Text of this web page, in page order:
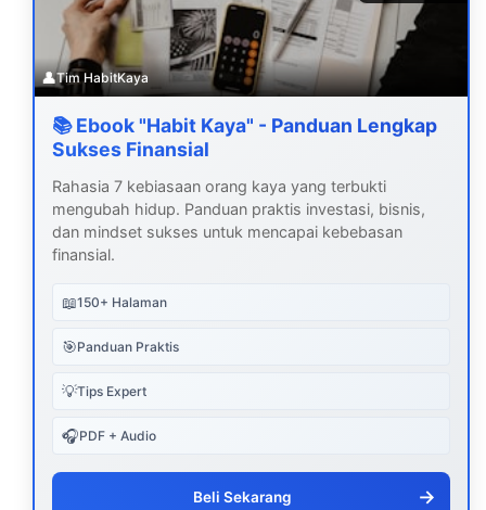
👤Tim HabitKaya
📚 Ebook "Habit Kaya" - Panduan Lengkap
Sukses Finansial
Rahasia 7 kebiasaan orang kaya yang terbukti
mengubah hidup. Panduan praktis investasi, bisnis,
dan mindset sukses untuk mencapai kebebasan
finansial.
📖150+ Halaman
🎯Panduan Praktis
💡Tips Expert
🎧PDF + Audio
Beli Sekarang →